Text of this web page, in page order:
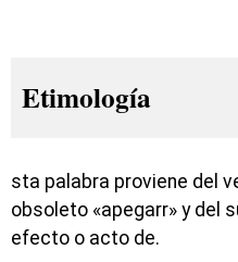
Etimología
sta palabra proviene del
obsoleto «apegarr» y del
efecto o acto de.